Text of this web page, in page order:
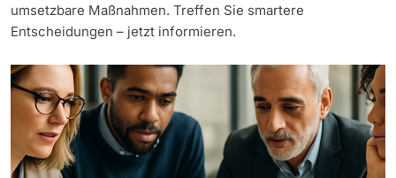
umsetzbare Maßnahmen. Treffen Sie smartere
Entscheidungen – jetzt informieren.